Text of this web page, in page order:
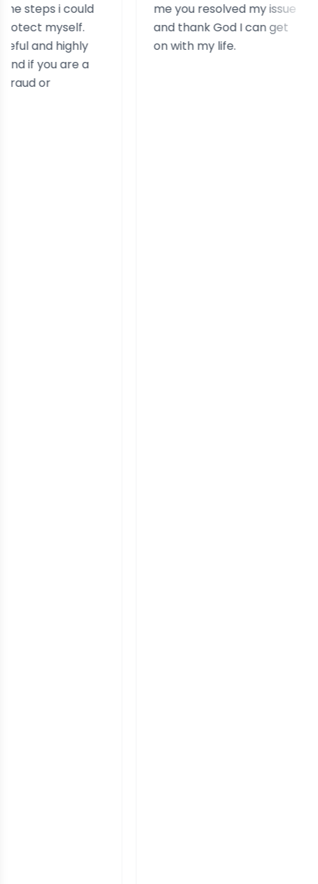
could
are a
me you resolved my issue
and thank God I can get
on with my life.